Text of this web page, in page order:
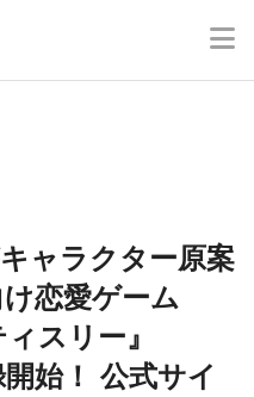
ャラクター原案
恋愛ゲーム
スリー』
始！ 公式サイ